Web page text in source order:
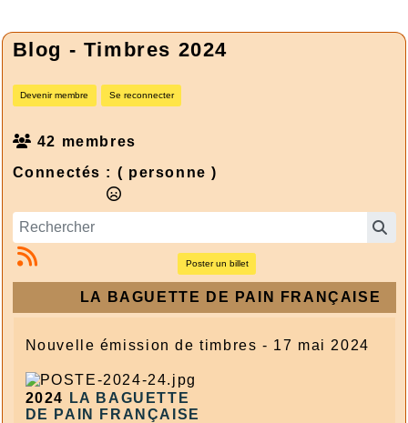
Blog - Timbres 2024
Devenir membre Se reconnecter
42 membres
Connectés : ( personne )
Poster un billet
LA BAGUETTE DE PAIN FRANÇAISE
Nouvelle émission de timbres - 17 mai 2024
2024
LA BAGUETTE
DE PAIN FRANÇAISE